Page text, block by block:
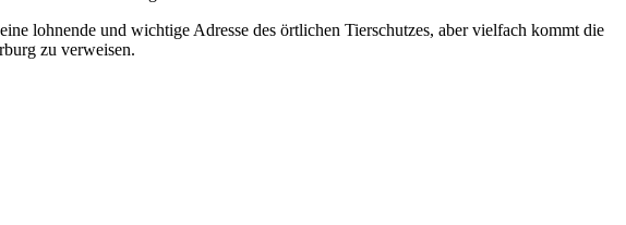
lohnende und wichtige Adresse des örtlichen Tierschutzes, aber vielfach kommt die
zu verweisen.